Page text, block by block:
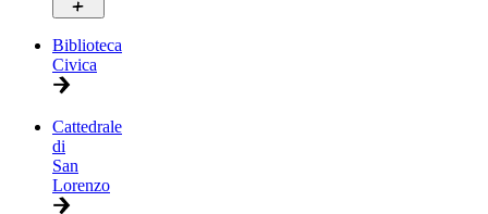
Biblioteca
Civica
Cattedrale
di
San
Lorenzo